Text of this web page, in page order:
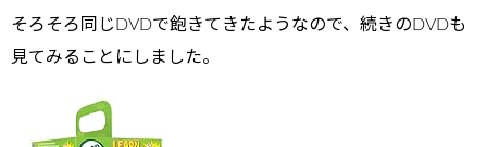
そろそろ同じDVDで飽きてきたようなので、続きのDVDも
見てみることにしました。